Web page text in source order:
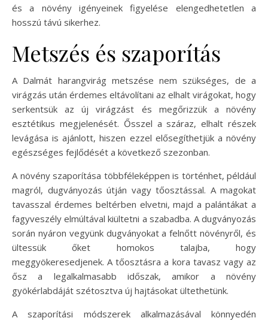
és a növény igényeinek figyelése elengedhetetlen a
hosszú távú sikerhez.
Metszés és szaporítás
A Dalmát harangvirág metszése nem szükséges, de a
virágzás után érdemes eltávolítani az elhalt virágokat, hogy
serkentsük az új virágzást és megőrizzük a növény
esztétikus megjelenését. Ősszel a száraz, elhalt részek
levágása is ajánlott, hiszen ezzel elősegíthetjük a növény
egészséges fejlődését a következő szezonban.
A növény szaporítása többféleképpen is történhet, például
magról, dugványozás útján vagy tőosztással. A magokat
tavasszal érdemes beltérben elvetni, majd a palántákat a
fagyveszély elmúltával kiültetni a szabadba. A dugványozás
során nyáron vegyünk dugványokat a felnőtt növényről, és
ültessük őket homokos talajba, hogy
meggyökeresedjenek. A tőosztásra a kora tavasz vagy az
ősz a legalkalmasabb időszak, amikor a növény
gyökérlabdáját szétosztva új hajtásokat ültethetünk.
A szaporítási módszerek alkalmazásával könnyedén